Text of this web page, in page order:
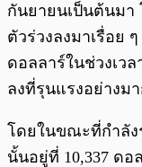
กันยายนเป็นต้นมา
ตัวร่วงลงมาเรื่อย
ดอลลาร์ในช่วงเว
ลงที่รุนแรงอย่างม
โดยในขณะที่กำลัง
นั้นอยู่ที่ 10,337 ดอ